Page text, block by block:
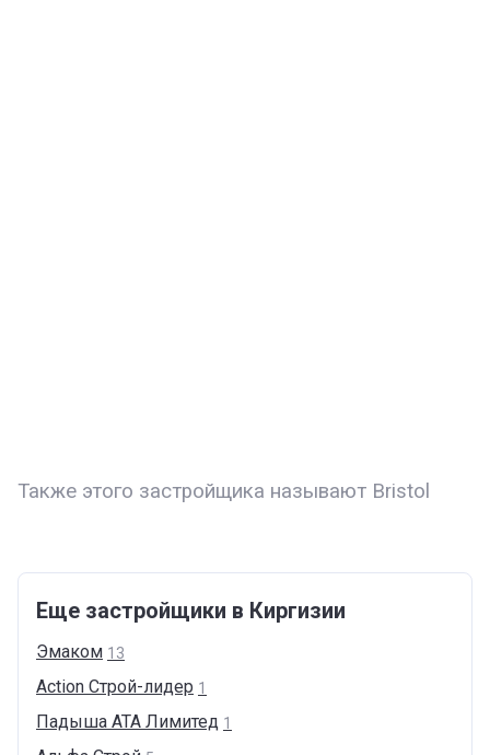
Также этого застройщика называют Bristol
Еще застройщики в Киргизии
Эмаком 13
Action Cтрой-лидер 1
Падыша АТА Лимитед 1